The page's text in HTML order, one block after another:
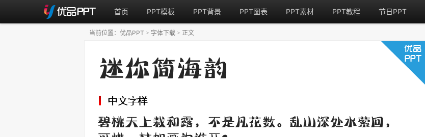
首页 PPT模板 PPT背景 PPT图表 PPT素材 PPT教程 节日PPT
当前位置： 优品PPT > 字体下载 > 正文